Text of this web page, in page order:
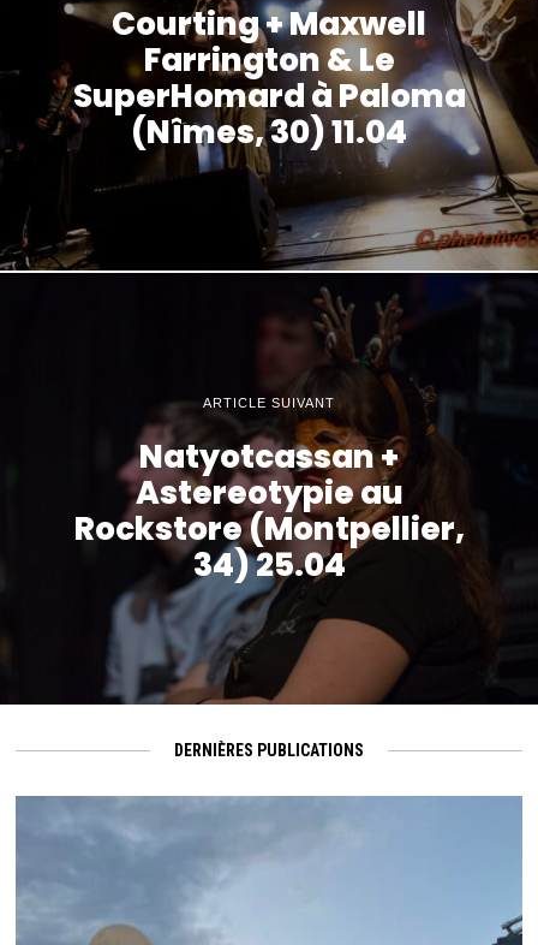
Courting + Maxwell
Farrington & Le
SuperHomard à Paloma
(Nîmes, 30) 11.04
ARTICLE SUIVANT
Natyotcassan +
Astereotypie au
Rockstore (Montpellier,
34) 25.04
DERNIÈRES PUBLICATIONS